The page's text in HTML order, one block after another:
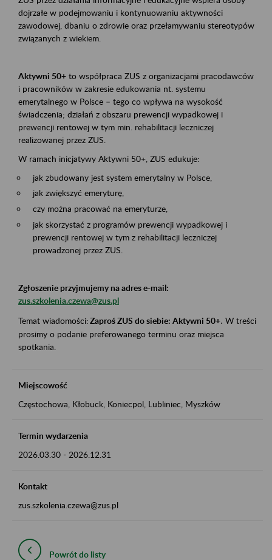
dojrzałe w podejmowaniu i kontynuowaniu aktywności
zawodowej, dbaniu o zdrowie oraz przełamywaniu stereotypów
związanych z wiekiem.
Aktywni 50+ to współpraca ZUS z organizacjami pracodawców
i pracowników w zakresie edukowania nt. systemu
emerytalnego w Polsce – tego co wpływa na wysokość
świadczenia; działań z obszaru prewencji wypadkowej i
prewencji rentowej w tym min. rehabilitacji leczniczej
realizowanej przez ZUS.
W ramach inicjatywy Aktywni 50+, ZUS edukuje:
jak zbudowany jest system emerytalny w Polsce,
jak zwiększyć emeryturę,
czy można pracować na emeryturze,
jak skorzystać z programów prewencji wypadkowej i
prewencji rentowej w tym z rehabilitacji leczniczej
prowadzonej przez ZUS.
Zgłoszenie przyjmujemy na adres e-mail:
zus.szkolenia.czewa@zus.pl
Temat wiadomości:Zaproś ZUS do siebie: Aktywni 50+. W treści
prosimy o podanie preferowanego terminu oraz miejsca
spotkania.
Miejscowość
Częstochowa, Kłobuck, Koniecpol, Lubliniec, Myszków
Termin wydarzenia
2026.03.30 - 2026.12.31
Kontakt
zus.szkolenia.czewa@zus.pl
Powrót do listy